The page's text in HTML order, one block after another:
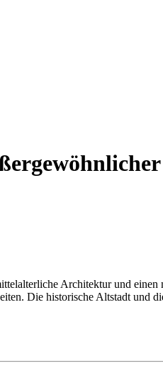
Architektur und
Die historische Altstadt und